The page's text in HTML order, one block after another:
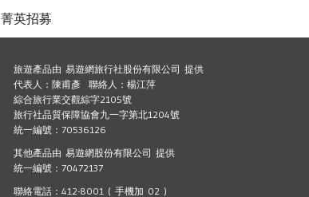
菁英招募
旅遊產品由 易遊網旅行社股份有限公司 提供
代表人：陳甫彥 聯絡人：楊江萍
綜合旅行業交觀綜字2105號
旅行社品質保障協會九一字第北1204號
統一編號：70536126
其他產品由 易遊網股份有限公司 提供
統一編號：70472137
聯絡電話：412-8001 ( 手機加 02 )